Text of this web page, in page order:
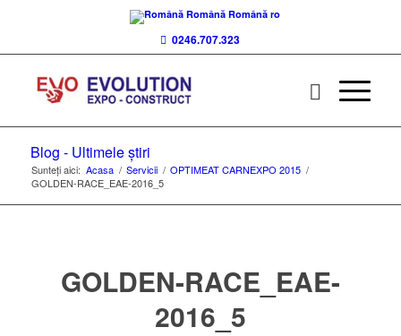
Română Română ro
0246.707.323
Blog - Ultimele știri
Sunteți aici: Acasa / Servicii / OPTIMEAT CARNEXPO 2015 /
GOLDEN-RACE_EAE-2016_5
GOLDEN-RACE_EAE-
2016_5